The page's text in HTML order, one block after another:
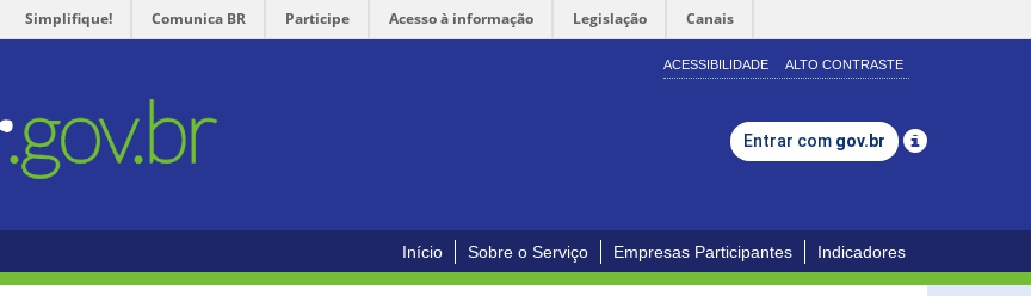
Simplifique! Comunica BR Participe Acesso à informação Legislação Canais
ACESSIBILIDADE ALTO CONTRASTE
Entrar com gov.br
Início Sobre o Serviço Empresas Participantes Indicadores